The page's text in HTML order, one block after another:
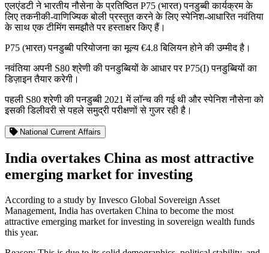
एलएंडटी ने भारतीय नौसेना के प्रतिष्ठित P75 (भारत) पनडुब्बी कार्यक्रम के
लिए तकनीकी-वाणिज्यिक बोली प्रस्तुत करने के लिए स्पेनिश-आधारित नवंतिया
के साथ एक टीमिंग समझौते पर हस्ताक्षर किए हैं।
P75 (भारत) पनडुब्बी परियोजना का मूल्य €4.8 बिलियन होने की उम्मीद है।
नवंतिया अपनी S80 श्रेणी की पनडुब्बियों के आधार पर P75(I) पनडुब्बियों का
डिज़ाइन तैयार करेगी।
पहली S80 श्रेणी की पनडुब्बी 2021 में लॉन्च की गई थी और स्पेनिश नौसेना को
इसकी डिलीवरी से पहले समुद्री परीक्षणों से गुजर रही है।
National Current Affairs
India overtakes China as most attractive
emerging market for investing
According to a study by Invesco Global Sovereign Asset
Management, India has overtaken China to become the most
attractive emerging market for investing in sovereign wealth funds
this year.